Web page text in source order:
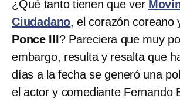
¿Qué tanto tienen que ver
Ciudadano, el corazón coreano
Ponce III? Pareciera que muy
embargo, resulta y resalta que
días a la fecha se generó una
el actor y comediante Fernando